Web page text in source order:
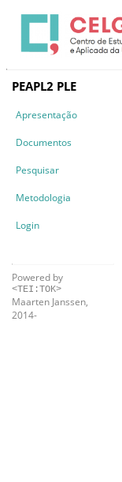
PEAPL2 PLE
Apresentação
Documentos
Pesquisar
Metodologia
Login
Powered by
<TEI:TOK>
Maarten Janssen,
2014-